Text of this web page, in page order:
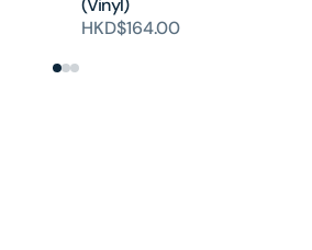
(Vinyl)
HKD$164.00